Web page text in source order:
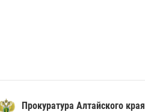
Прокуратура Алтайского края